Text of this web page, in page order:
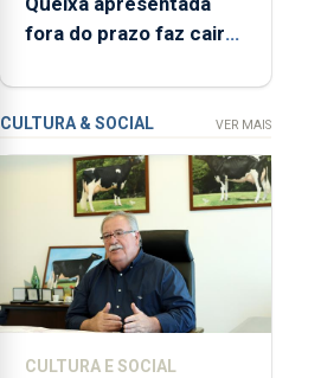
interditada
microbiológica”,
pela
terceira
desde
o
início
da
época
fora do prazo faz cair
violação
CULTURA & SOCIAL VER MAIS
CULTURA E SOCIAL